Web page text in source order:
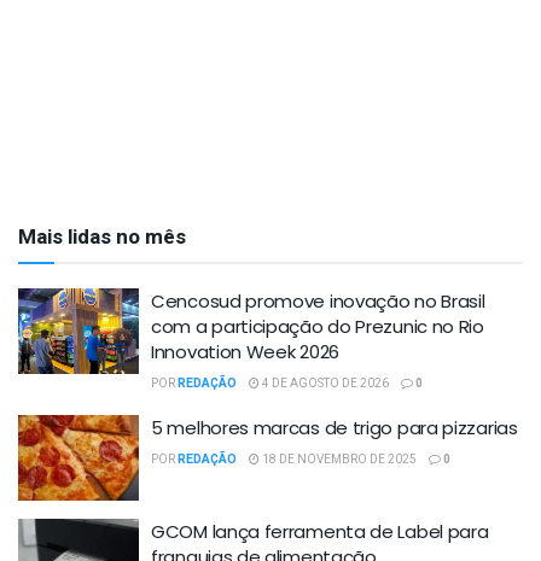
Mais lidas no mês
Cencosud promove inovação no Brasil
com a participação do Prezunic no Rio
Innovation Week 2026
PORREDAÇÃO 4 DE AGOSTO DE 2026 0
5 melhores marcas de trigo para pizzarias
PORREDAÇÃO 18 DE NOVEMBRO DE 2025 0
GCOM lança ferramenta de Label para